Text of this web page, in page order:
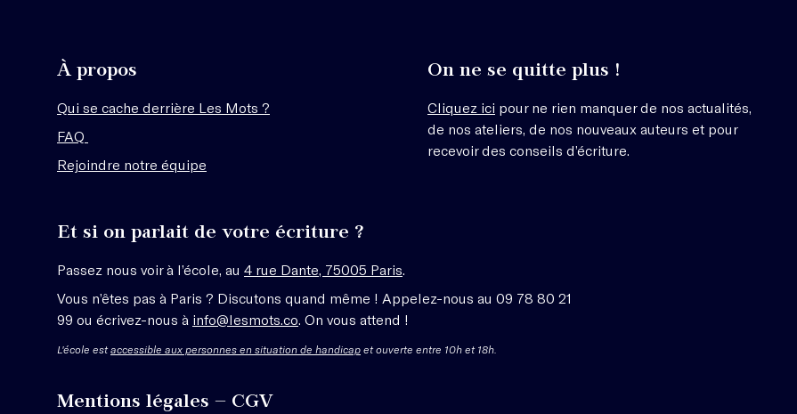
À propos
Qui se cache derrière Les Mots ?
FAQ
Rejoindre notre équipe
On ne se quitte plus !
Cliquez ici pour ne rien manquer de nos actualités,
de nos ateliers, de nos nouveaux auteurs et pour
recevoir des conseils d’écriture.
Et si on parlait de votre écriture ?
Passez nous voir à l’école, au 4 rue Dante, 75005 Paris.
Vous n’êtes pas à Paris ? Discutons quand même ! Appelez-nous au 09 78 80 21
99 ou écrivez-nous à info@lesmots.co. On vous attend !
L'école estaccessible aux personnes en situation de handicap et ouverte entre 10h et 18h.
Mentions légales – CGV